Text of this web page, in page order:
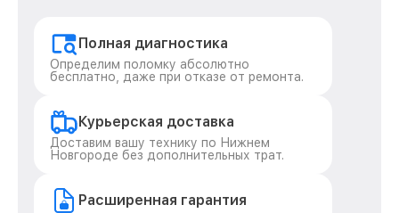
Полная диагностика
Определим поломку абсолютно
бесплатно, даже при отказе от ремонта.
Курьерская доставка
Доставим вашу технику по Нижнем
Новгороде без дополнительных трат.
Расширенная гарантия